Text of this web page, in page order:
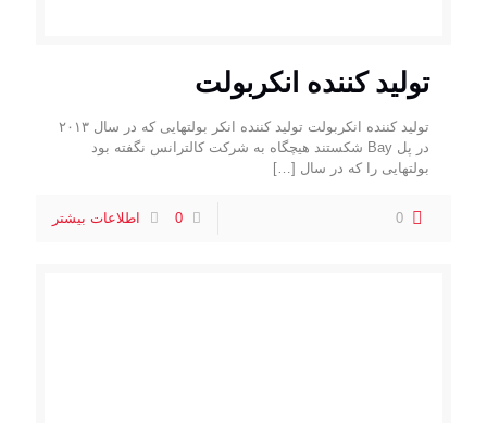
تولید کننده انکربولت
تولید کننده انکربولت تولید کننده انکر بولتهایی که در سال ۲۰۱۳
در پل Bay شکستند هیچگاه به شرکت کالترانس نگفته بود
بولتهایی را که در سال […]
0
0 اطلاعات بیشتر